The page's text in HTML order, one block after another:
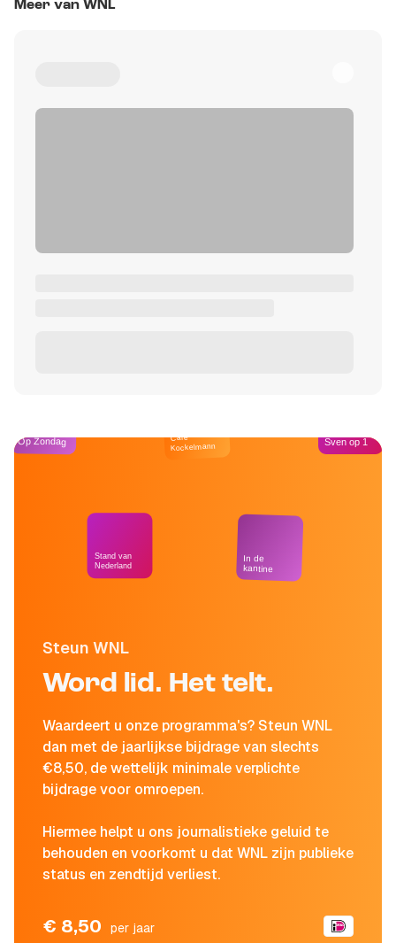
Meer van WNL
Steun WNL
Word lid. Het telt.
Waardeert u onze programma's? Steun WNL
dan met de jaarlijkse bijdrage van slechts
€8,50, de wettelijk minimale verplichte
bijdrage voor omroepen.
Hiermee helpt u ons journalistieke geluid te
behouden en voorkomt u dat WNL zijn publieke
status en zendtijd verliest.
€ 8,50 per jaar
Op Zondag
Stand van
Nederland
Café
Kockelmann
In de
kantine
Sven op 1